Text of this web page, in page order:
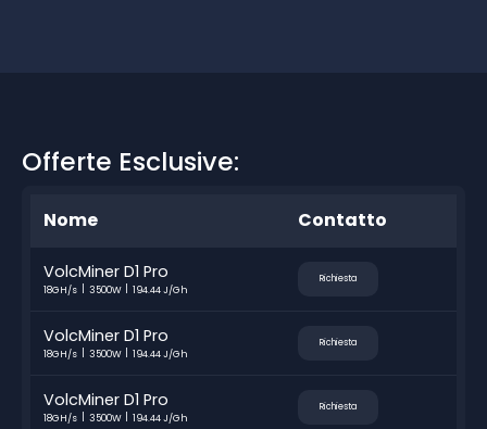
Offerte Esclusive:
Nome Contatto
VolcMiner D1 Pro
18GH/s 3500W 194.44 J/Gh
Richiesta
VolcMiner D1 Pro
18GH/s 3500W 194.44 J/Gh
Richiesta
VolcMiner D1 Pro
18GH/s 3500W 194.44 J/Gh
Richiesta